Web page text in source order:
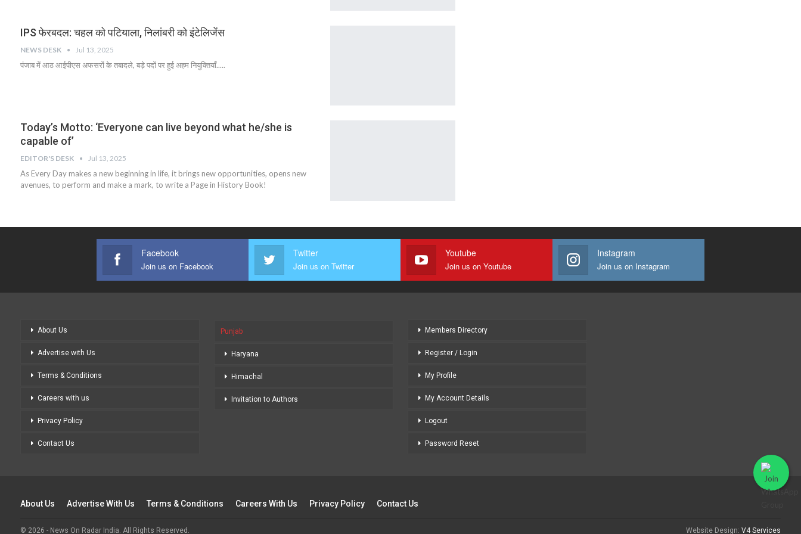
IPS फेरबदल: चहल को पटियाला, निलांबरी को इंटेलिजेंस
NEWS DESK Jul 13, 2025
पंजाब में आठ आईपीएस अफसरों के तबादले, बड़े पदों पर हुई अहम नियुक्तियाँ.....
Today’s Motto: ‘Everyone can live beyond what he/she is
capable of’
EDITOR'S DESK Jul 13, 2025
As Every Day makes a new beginning in life, it brings new opportunities, opens new
avenues, to perform and make a mark, to write a Page in History Book!
Facebook
Join us on Facebook
Twitter
Join us on Twitter
Youtube
Join us on Youtube
Instagram
Join us on Instagram
About Us
Advertise with Us
Terms & Conditions
Careers with us
Privacy Policy
Contact Us
Punjab
Haryana
Himachal
Invitation to Authors
Members Directory
Register / Login
My Profile
My Account Details
Logout
Password Reset
About Us Advertise With Us Terms & Conditions Careers With Us Privacy Policy Contact Us
© 2026 - News On Radar India. All Rights Reserved. Website Design: V4 Services